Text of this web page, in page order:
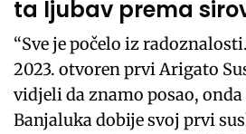
ta ljubav prema
“Sve je počelo iz
2023. otvoren prvi Arigato
vidjeli da znamo posao,
Banjaluka dobije svoj prvi